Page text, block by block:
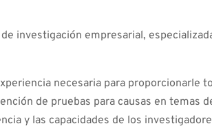
investigación empresarial,
necesaria para proporcionarle
de pruebas para causas en temas
y las capacidades de los